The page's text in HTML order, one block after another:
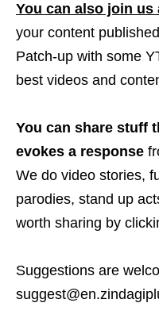
You can also join us
your content
Patch-up with some
best videos and
You can share stuff
evokes a response
We do video stories,
parodies, stand up
worth sharing by
Suggestions are